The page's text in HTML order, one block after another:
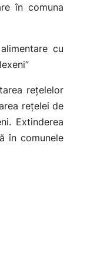
în comuna
cu
rețelelor
rețelei de
Extinderea
în comunele